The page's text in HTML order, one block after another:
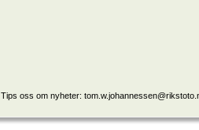
Tips oss om nyheter: